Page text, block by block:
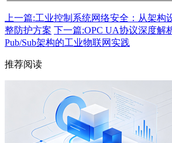
上一篇:工业控制系统网络安全：从架构
整防护方案 下一篇:OPC UA协议深度解
Pub/Sub架构的工业物联网实践
推荐阅读